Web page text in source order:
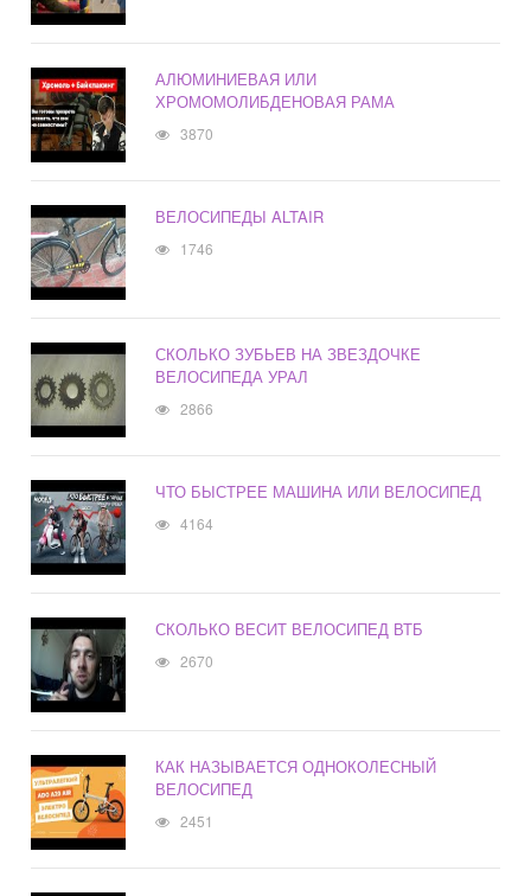
АЛЮМИНИЕВАЯ ИЛИ
ХРОМОМОЛИБДЕНОВАЯ РАМА
3870
ВЕЛОСИПЕДЫ ALTAIR
1746
СКОЛЬКО ЗУБЬЕВ НА ЗВЕЗДОЧКЕ
ВЕЛОСИПЕДА УРАЛ
2866
ЧТО БЫСТРЕЕ МАШИНА ИЛИ ВЕЛОСИПЕД
4164
СКОЛЬКО ВЕСИТ ВЕЛОСИПЕД ВТБ
2670
КАК НАЗЫВАЕТСЯ ОДНОКОЛЕСНЫЙ
ВЕЛОСИПЕД
2451